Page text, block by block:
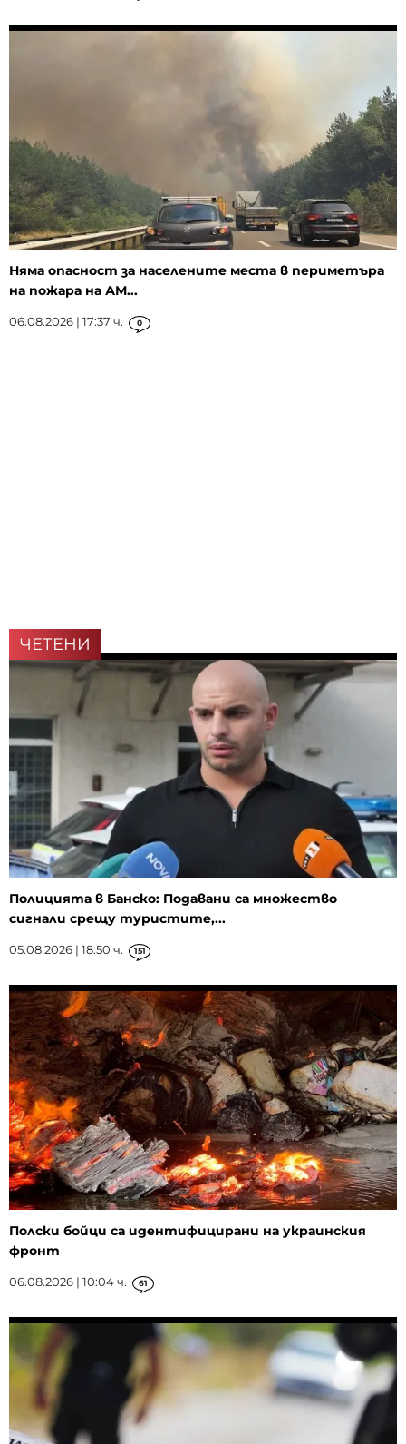
Няма опасност за населените места в периметъра
на пожара на АМ...
06.08.2026 | 17:37 ч. 0
ЧЕТЕНИ
Полицията в Банско: Подавани са множество
сигнали срещу туристите,...
05.08.2026 | 18:50 ч. 151
Полски бойци са идентифицирани на украинския
фронт
06.08.2026 | 10:04 ч. 61